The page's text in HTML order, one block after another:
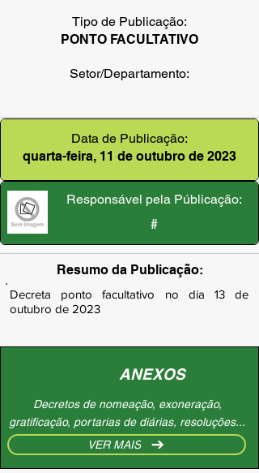
Tipo de Publicação:
PONTO FACULTATIVO
Setor/Departamento:
Data de Publicação:
quarta-feira, 11 de outubro de 2023
Responsável pela Públicação:
#
Resumo da Publicação:
Decreta ponto facultativo no dia 13 de
outubro de 2023
ANEXOS
Decretos de nomeação, exoneração,
gratificação, portarias de diárias, resoluções...
VER MAIS